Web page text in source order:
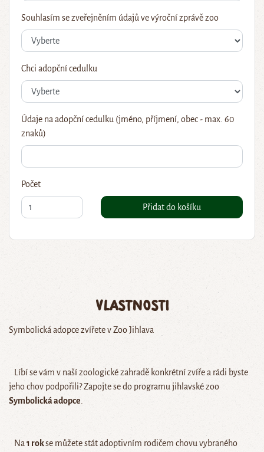
Souhlasím se zveřejněním údajů ve výroční zprávě zoo
Chci adopční cedulku
Údaje na adopční cedulku (jméno, příjmení, obec - max. 60
znaků)
Počet
Přidat do košíku
Vlastnosti
Symbolická adopce zvířete v Zoo Jihlava
Líbí se vám v naší zoologické zahradě konkrétní zvíře a rádi byste
jeho chov podpořili? Zapojte se do programu jihlavské zoo
Symbolická adopce
Na 1 rokse můžete stát adoptivním rodičem chovu vybraného